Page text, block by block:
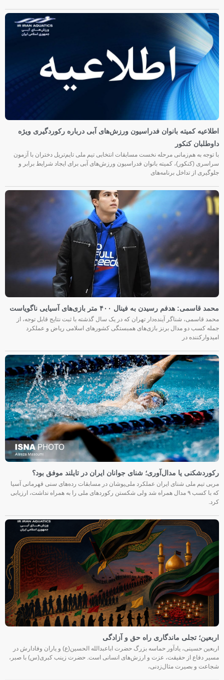
اطلاعیه کمیته بانوان فدراسیون ورزش‌های آبی درباره رکوردگیری ویژه
داوطلبان کنکور
با توجه به هم‌زمانی مرحله نخست مسابقات انتخابی تیم ملی تایم‌تریل دختران با آزمون
سراسری (کنکور)، کمیته بانوان فدراسیون ورزش‌های آبی برای ایجاد شرایط برابر و
جلوگیری از تداخل برنامه‌های
محمد قاسمی: هدفم رسیدن به فینال ۴۰۰ متر بازی‌های آسیایی ناگویاست
محمد قاسمی، شناگر آینده‌دار تهران که در یک سال گذشته با ثبت نتایج قابل توجه، از
جمله کسب دو مدال برنز بازی‌های همبستگی کشورهای اسلامی ریاض و عملکرد
امیدوارکننده در
رکوردشکنی یا مدال‌آوری؛ شنای جوانان ایران در تایلند موفق بود؟
مربی تیم ملی شنای ایران عملکرد ملی‌پوشان در مسابقات رده‌های سنی قهرمانی آسیا
که با کسب ۹ مدال همراه شد ولی شکستن رکوردهای ملی را به همراه نداشت، ارزیابی
کرد.
اربعین؛ تجلی ماندگاری راه حق و آزادگی
اربعین حسینی، یادآور حماسه بزرگ حضرت اباعبدالله الحسین(ع) و یاران وفادارش در
مسیر دفاع از حقیقت، عزت و ارزش‌های انسانی است. حضرت زینب کبری(س) با صبر،
شجاعت و بصیرت مثال‌زدنی،